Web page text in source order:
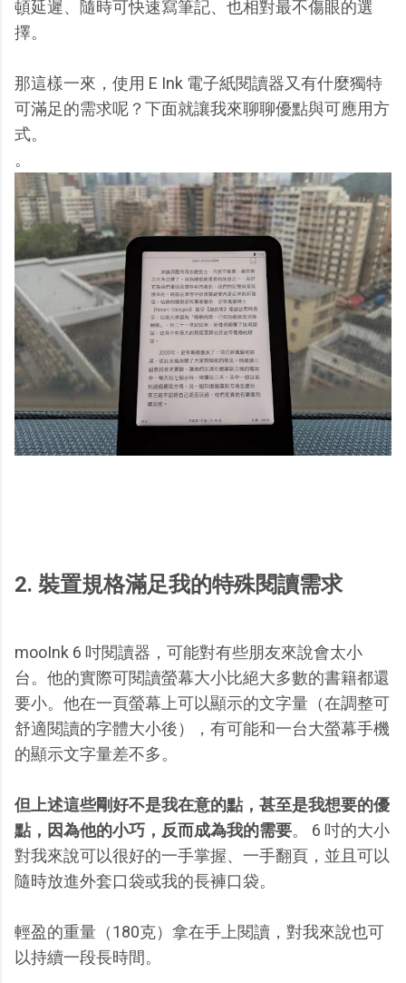
頓延遲、隨時可快速寫筆記、也相對最不傷眼的選
擇。
那這樣一來，使用 E Ink 電子紙閱讀器又有什麼獨特
可滿足的需求呢？下面就讓我來聊聊優點與可應用方
式。
。
2. 裝置規格滿足我的特殊閱讀需求
mooInk 6 吋閱讀器，可能對有些朋友來說會太小
台。他的實際可閱讀螢幕大小比絕大多數的書籍都還
要小。他在一頁螢幕上可以顯示的文字量（在調整可
舒適閱讀的字體大小後），有可能和一台大螢幕手機
的顯示文字量差不多。
但上述這些剛好不是我在意的點，甚至是我想要的優
點，因為他的小巧，反而成為我的需要。 6 吋的大小
對我來說可以很好的一手掌握、一手翻頁，並且可以
隨時放進外套口袋或我的長褲口袋。
輕盈的重量（180克）拿在手上閱讀，對我來說也可
以持續一段長時間。